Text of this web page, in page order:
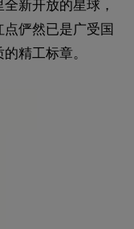
新开放的星球，
俨然已是广受国
精工标章。